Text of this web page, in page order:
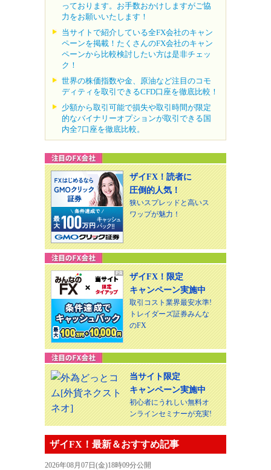
っております。お手数おかけしますがご協
力をお願いいたします！
当サイトで紹介している全FX会社のキャン
ペーンを掲載！たくさんのFX会社のキャン
ペーンから比較検討したい方は是非チェッ
ク！
世界の株価指数や金、原油など注目のコモ
ディティを取引できるCFD口座を徹底比較！
少額から取引可能で損失や取引時間が限定
的なバイナリーオプションが取引できる国
内全7口座を徹底比較。
ザイFX！読者に
圧倒的人気！
狭いスプレッドと高いス
ワップが魅力！
ザイFX！限定
キャンペーン実施中
取引コスト業界最安水準!
トレイダーズ証券みんな
のFX
当サイト限定
キャンペーン実施中
初心者にうれしい無料オ
ンラインセミナーが充実!
ザイFX！最新＆おすすめ記事
2026年08月07日(金)18時09分公開